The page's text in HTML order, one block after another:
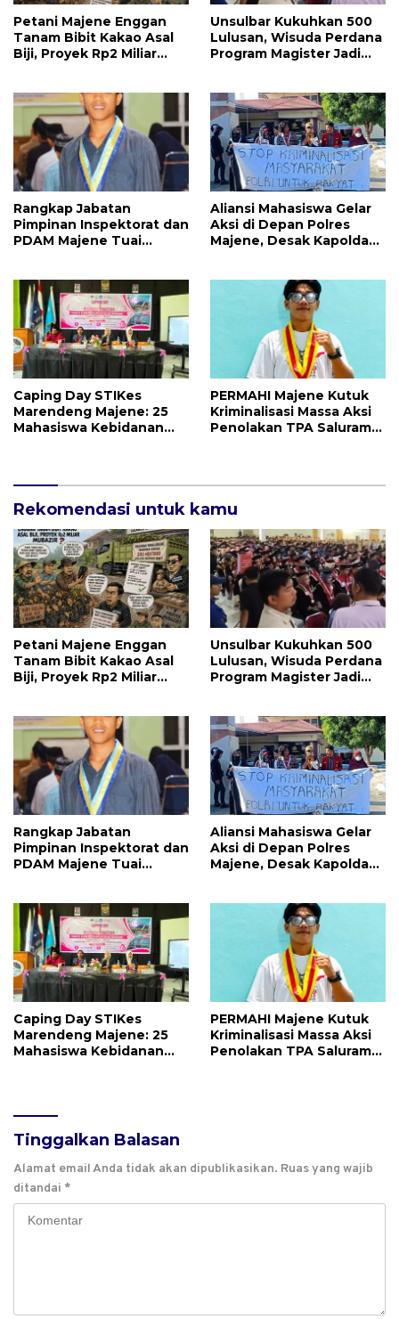
Petani Majene Enggan
Tanam Bibit Kakao Asal
Biji, Proyek Rp2 Miliar
Unsulbar Kukuhkan 500
Lulusan, Wisuda Perdana
Program Magister Jadi
Rangkap Jabatan
Pimpinan Inspektorat dan
PDAM Majene Tuai
Independensi
Pengawasan
Aliansi Mahasiswa Gelar
Aksi di Depan Polres
Majene, Desak Kapolda
Caping Day STIKes
Marendeng Majene: 25
Mahasiswa Kebidanan
PERMAHI Majene Kutuk
Kriminalisasi Massa Aksi
Penolakan TPA Saluramo,
Rekomendasi untuk kamu
Petani Majene Enggan
Tanam Bibit Kakao Asal
Biji, Proyek Rp2 Miliar
Unsulbar Kukuhkan 500
Lulusan, Wisuda Perdana
Program Magister Jadi
Rangkap Jabatan
Pimpinan Inspektorat dan
PDAM Majene Tuai
Independensi
Pengawasan
Aliansi Mahasiswa Gelar
Aksi di Depan Polres
Majene, Desak Kapolda
Caping Day STIKes
Marendeng Majene: 25
Mahasiswa Kebidanan
PERMAHI Majene Kutuk
Kriminalisasi Massa Aksi
Penolakan TPA Saluramo,
Tinggalkan Balasan
Alamat email Anda tidak akan dipublikasikan. Ruas yang wajib
ditandai *